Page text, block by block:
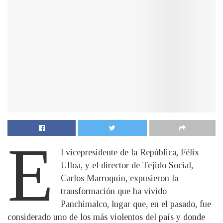
E
l vicepresidente de la República, Félix
Ulloa, y el director de Tejido Social,
Carlos Marroquín, expusieron la
transformación que ha vivido
Panchimalco, lugar que, en el pasado, fue
considerado uno de los más violentos del país y donde